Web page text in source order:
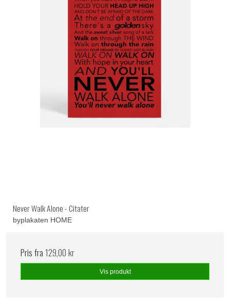
Never Walk Alone - Citater
byplakaten HOME
Pris fra129,00 kr
Vis produkt